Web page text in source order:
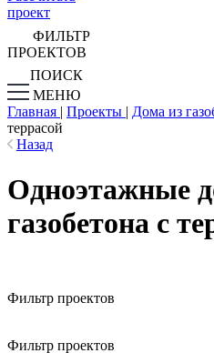
проект
ФИЛЬТР
ПРОЕКТОВ
ПОИСК
МЕНЮ
Главная | Проекты | Дома из
террасой
Назад
Одноэтажные
газобетона с
Фильтр проектов
Фильтр проектов